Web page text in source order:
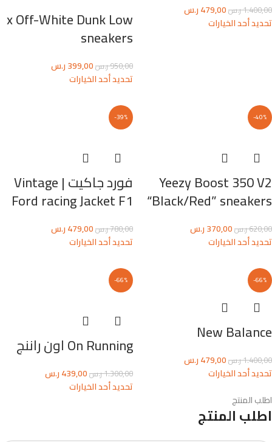
1.400,00ر.س479,00ر.س
تحديد أحد الخيارات
x Off-White Dunk Low
sneakers
950,00ر.س399,00ر.س
تحديد أحد الخيارات
-40%
Yeezy Boost 350 V2
“Black/Red” sneakers
620,00ر.س370,00ر.س
تحديد أحد الخيارات
-39%
فورد جاكيت | Vintage
Ford racing Jacket F1
780,00ر.س479,00ر.س
تحديد أحد الخيارات
-66%
New Balance
1.400,00ر.س479,00ر.س
تحديد أحد الخيارات
-66%
On Running اون راننج
1.300,00ر.س439,00ر.س
تحديد أحد الخيارات
اطلب المنتج
اطلب المنتج